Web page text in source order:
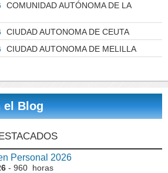
COMUNIDAD AUTÓNOMA DE LA
CIUDAD AUTONOMA DE CEUTA
CIUDAD AUTONOMA DE MELILLA
el Blog
Personal 2026
- 960 horas